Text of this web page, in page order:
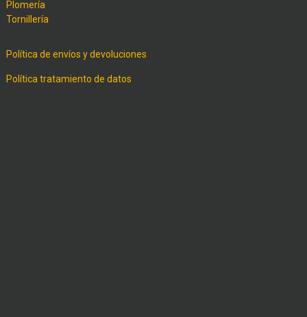
Plomería
Tornillería
Política de envíos y devoluciones
Política tratamiento de datos